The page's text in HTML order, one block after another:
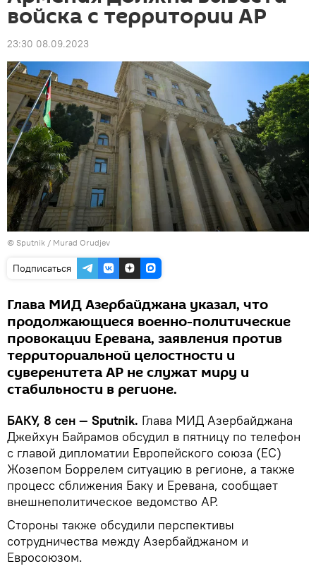
войска с территории АР
23:30 08.09.2023
© Sputnik / Murad Orudjev
Подписаться
Глава МИД Азербайджана указал, что
продолжающиеся военно-политические
провокации Еревана, заявления против
территориальной целостности и
суверенитета АР не служат миру и
стабильности в регионе.
БАКУ, 8 сен — Sputnik. Глава МИД Азербайджана
Джейхун Байрамов обсудил в пятницу по телефон
с главой дипломатии Европейского союза (ЕС)
Жозепом Боррелем ситуацию в регионе, а также
процесс сближения Баку и Еревана, сообщает
внешнеполитическое ведомство АР.
Стороны также обсудили перспективы
сотрудничества между Азербайджаном и
Евросоюзом.